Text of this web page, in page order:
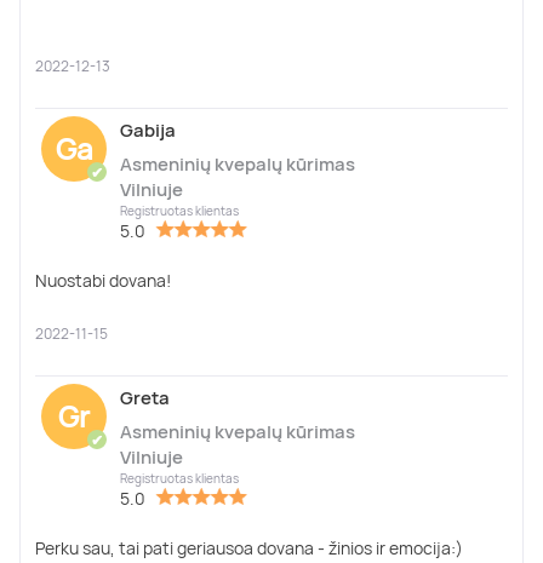
2022-12-13
Ga
✔
Gabija
Asmeninių kvepalų kūrimas
Vilniuje
Registruotas klientas
5.0
Nuostabi dovana!
2022-11-15
Gr
✔
Greta
Asmeninių kvepalų kūrimas
Vilniuje
Registruotas klientas
5.0
Perku sau, tai pati geriausoa dovana - žinios ir emocija:)